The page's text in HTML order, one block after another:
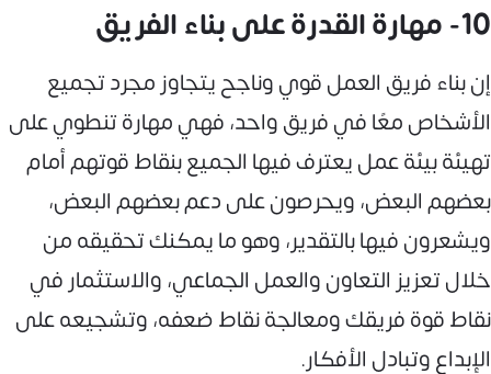
10- مهارة القدرة على بناء الفريق
إن بناء فريق العمل قوي وناجح يتجاوز مجرد تجميع
الأشخاص معًا في فريق واحد، فهي مهارة تنطوي على
تهيئة بيئة عمل يعترف فيها الجميع بنقاط قوتهم أمام
بعضهم البعض، ويحرصون على دعم بعضهم البعض،
ويشعرون فيها بالتقدير، وهو ما يمكنك تحقيقه من
خلال تعزيز التعاون والعمل الجماعي، والاستثمار في
نقاط قوة فريقك ومعالجة نقاط ضعفه، وتشجيعه على
الإبداع وتبادل الأفكار.